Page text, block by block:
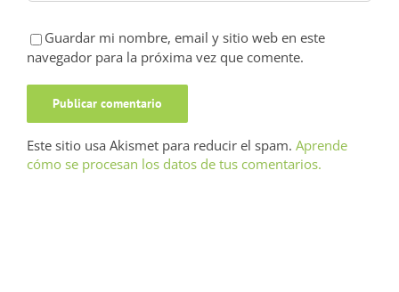
Guardar mi nombre, email y sitio web en este
navegador para la próxima vez que comente.
Este sitio usa Akismet para reducir el spam. Aprende
cómo se procesan los datos de tus comentarios.